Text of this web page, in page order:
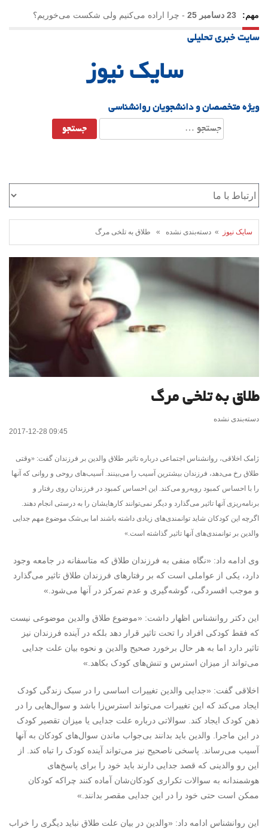
مهم: 23 دسامبر 25 - چرا اراده می‌کنیم ولی شکست می‌خوریم؟
21 دسامبر 25
سایت خبری تحلیلی
سایک نیوز
ویژه متخصصان و دانشجویان روانشناسی
جستجو
برای:
سایک نیوز » دسته‌بندی نشده » طلاق به تلخی مرگ
طلاق به تلخی مرگ
دسته‌بندی نشده
2017-12-28 09:45
ژامک اخلاقی، روانشناس اجتماعی درباره تاثیر طلاق والدین بر فرزندان گفت: «وقتی
طلاق رخ می‌دهد، فرزندان بیشترین آسیب را می‌بینند. آسیب‌های روحی و روانی که آنها
را با احساس کمبود روبه‌رو می‌کند. این احساس کمبود در فرزندان روی رفتار و
برنامه‌ریزی آنها تاثیر می‌گذارد و دیگر نمی‌توانند کارهایشان را به درستی انجام دهند.
اگرچه این کودکان شاید توانمندی‌های زیادی داشته باشند اما بی‌شک موضوع مهم جدایی
والدین بر توانمندی‌های آنها تاثیر گذاشته است.»
وی ادامه داد: «نگاه منفی به فرزندان طلاق که متاسفانه در جامعه وجود
دارد، یکی از عواملی است که بر رفتارهای فرزندان طلاق تاثیر می‌گذارد
و موجب افسردگی، گوشه‌گیری و عدم تمرکز در آنها می‌شود.»
این دکتر روانشناس اظهار داشت: «موضوع طلاق والدین موضوعی نیست
که فقط کودکی افراد را تحت تاثیر قرار دهد بلکه در آینده فرزندان نیز
تاثیر دارد اما به هر حال برخورد صحیح والدین و نحوه بیان علت جدایی
می‌تواند از میزان استرس و تنش‌های کودک بکاهد.»
اخلاقی گفت: «جدایی والدین تغییرات اساسی را در سبک زندگی کودک
ایجاد می‌کند که این تغییرات می‌تواند استرس‌زا باشد و سوال‌هایی را در
ذهن کودک ایجاد کند. سوالاتی درباره علت جدایی یا میزان تقصیر کودک
در این ماجرا. والدین باید بدانند بی‌جواب ماندن سوال‌های کودکان به آنها
آسیب می‌رساند. پاسخی ناصحیح نیز می‌تواند آینده کودک را تباه کند. از
این رو والدینی که قصد جدایی دارند باید خود را برای پاسخ‌های
هوشمندانه به سوالات تکراری کودکان‌شان آماده کنند چراکه کودکان
ممکن است حتی خود را در این جدایی مقصر بدانند.»
این روانشناس ادامه داد: «والدین در بیان علت طلاق نباید دیگری را خراب